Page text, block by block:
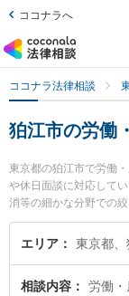
ココナラへ
ココナラ法律相談
狛江市の労働
東京都の狛江市で労働
や休日面談に対応して
消等の細かな分野での
岡 大輔弁護士のプロフ
す。『狛江市で土日や
談予約したい』などで
エリア 東京都
相談内容 労働・